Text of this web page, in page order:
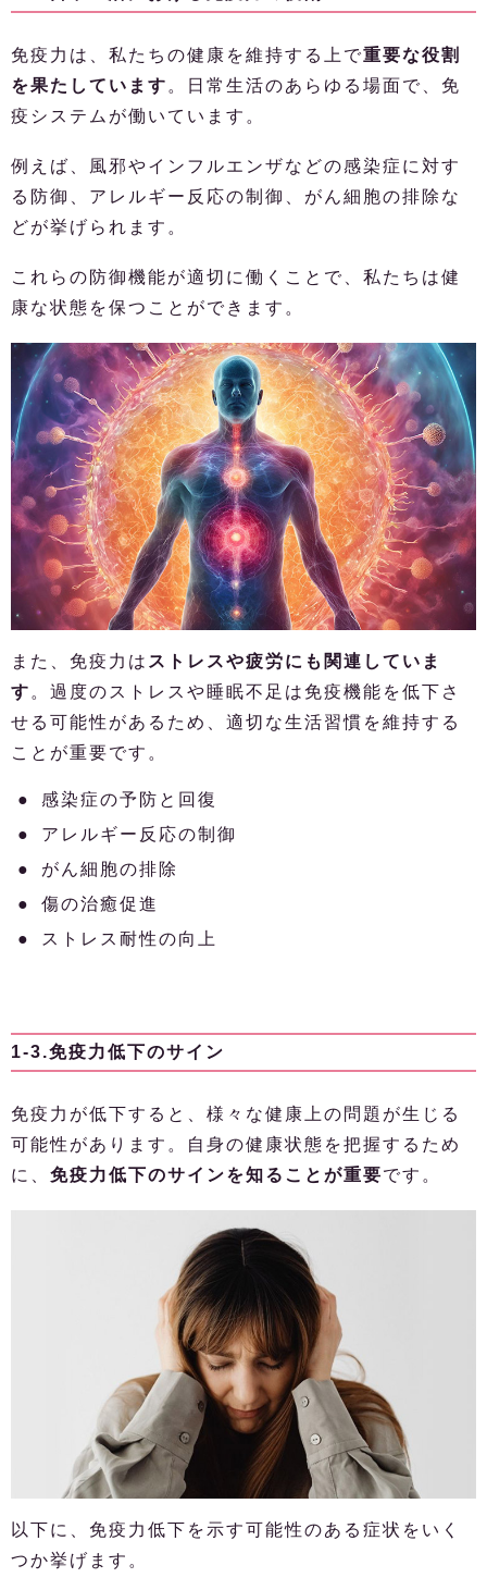
免疫力は、私たちの健康を維持する上で重要な役割
を果たしています 。日常生活のあらゆる場面で、免
疫システムが働いています。
例えば、風邪やインフルエンザなどの感染症に対す
る防御、アレルギー反応の制御、がん細胞の排除な
どが挙げられます。
これらの防御機能が適切に働くことで、私たちは健
康な状態を保つことができます。
また、免疫力は ストレスや疲労にも関連していま
す。過度のストレスや睡眠不足は免疫機能を低下さ
せる可能性があるため、適切な生活習慣を維持する
ことが重要です。
感染症の予防と回復
アレルギー反応の制御
がん細胞の排除
傷の治癒促進
ストレス耐性の向上
1-3.免疫力低下のサイン
免疫力が低下すると、様々な健康上の問題が生じる
可能性があります。自身の健康状態を把握するため
に、 免疫力低下のサインを知ることが重要です。
以下に、免疫力低下を示す可能性のある症状をいく
つか挙げます。